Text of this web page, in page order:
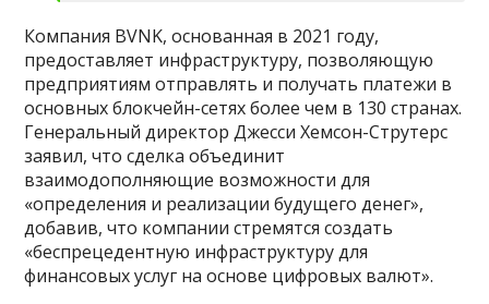
Компания BVNK, основанная в 2021 году,
предоставляет инфраструктуру, позволяющую
предприятиям отправлять и получать платежи в
основных блокчейн-сетях более чем в 130 странах.
Генеральный директор Джесси Хемсон-Струтерс
заявил, что сделка объединит
взаимодополняющие возможности для
«определения и реализации будущего денег»,
добавив, что компании стремятся создать
«беспрецедентную инфраструктуру для
финансовых услуг на основе цифровых валют».